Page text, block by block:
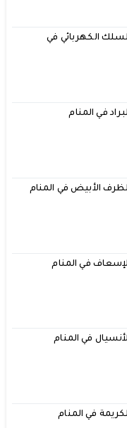
الكهربائي في
في المنام
الأبيض في المنام
في المنام
في المنام
في المنام